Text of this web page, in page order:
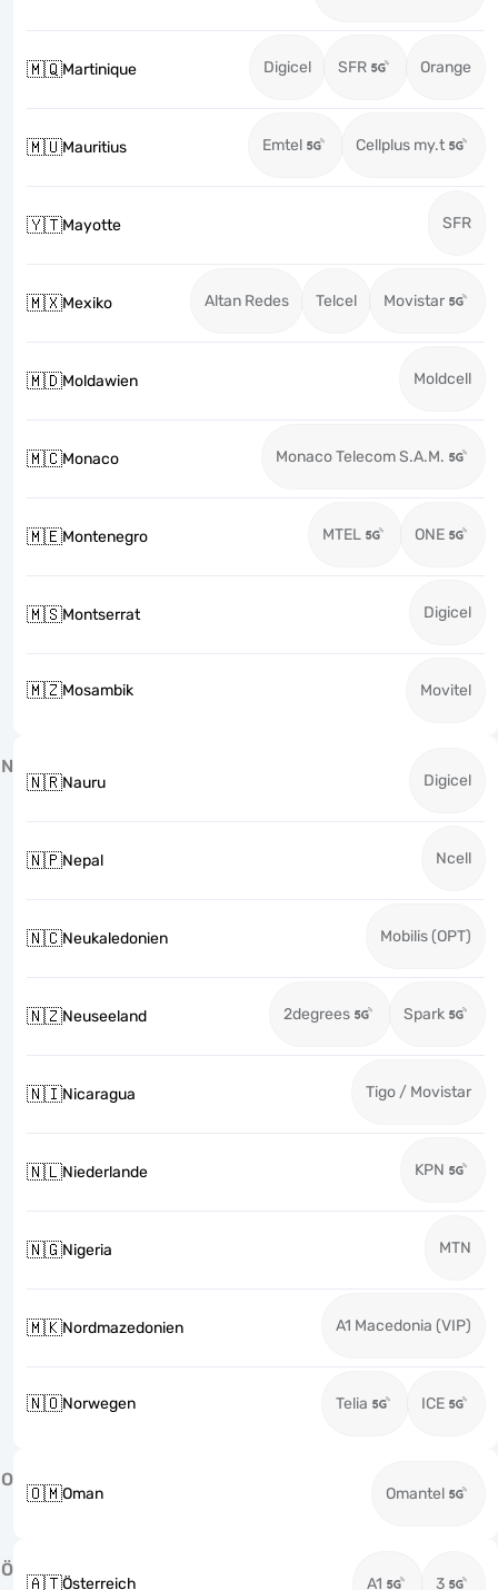
🇲🇶Martinique Digicel SFR Orange
🇲🇺Mauritius Emtel Cellplus my.t
🇾🇹Mayotte SFR
🇲🇽Mexiko Altan Redes Telcel Movistar
🇲🇩Moldawien Moldcell
🇲🇨Monaco Monaco Telecom S.A.M.
🇲🇪Montenegro MTEL ONE
🇲🇸Montserrat Digicel
🇲🇿Mosambik Movitel
N
🇳🇷Nauru Digicel
🇳🇵Nepal Ncell
🇳🇨Neukaledonien Mobilis (OPT)
🇳🇿Neuseeland 2degrees Spark
🇳🇮Nicaragua Tigo / Movistar
🇳🇱Niederlande KPN
🇳🇬Nigeria MTN
🇲🇰Nordmazedonien A1 Macedonia (VIP)
🇳🇴Norwegen Telia ICE
O
🇴🇲Oman Omantel
Ö
🇦🇹Österreich A1 3